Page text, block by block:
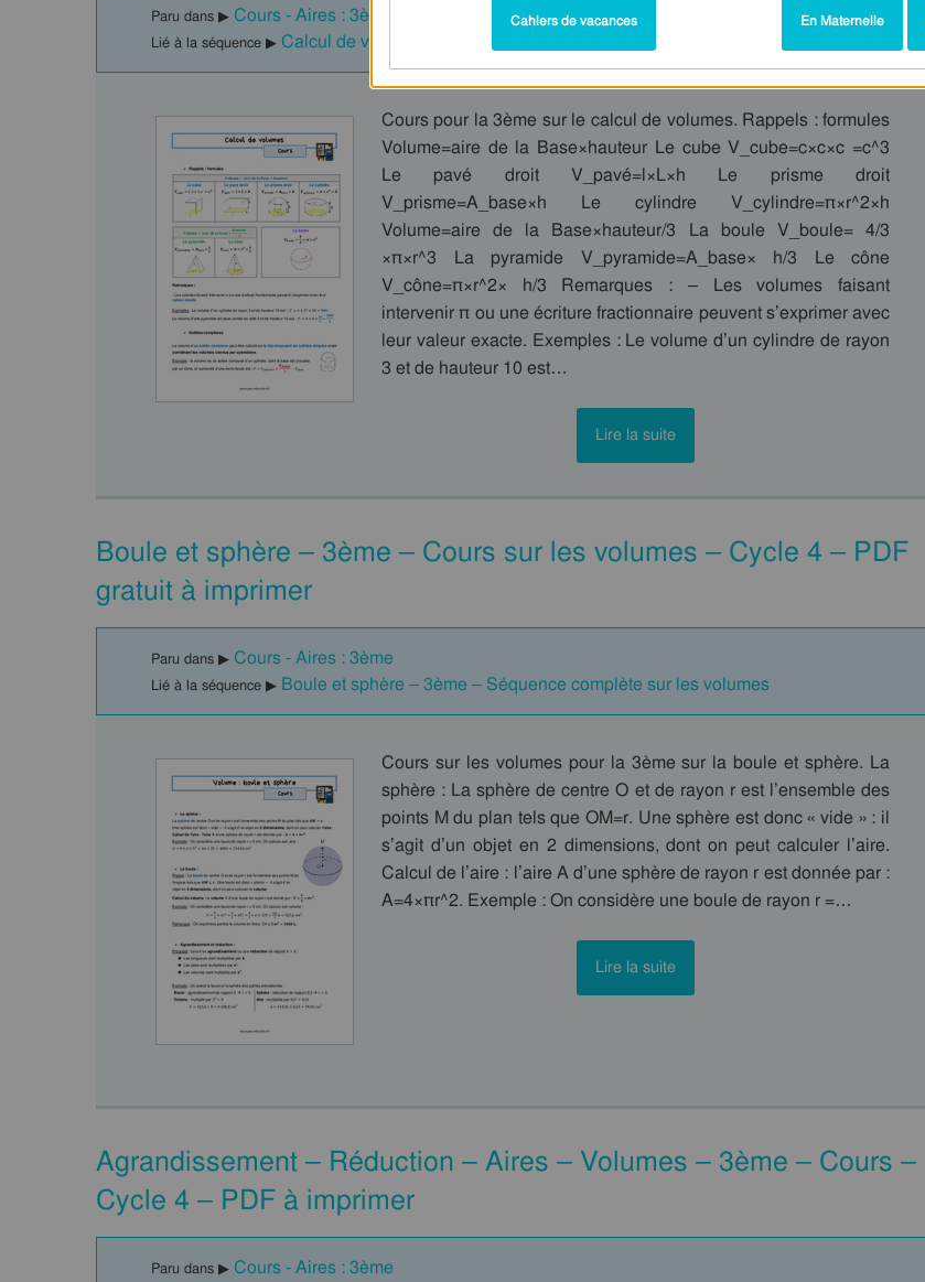
Paru dans ▶ Cours - Aires : 3ème
Lié à la séquence ▶ Calcul de volumes – 3ème – Séquence complète
Cours pour la 3ème sur le calcul de volumes. Rappels : formules
Volume=aire de la Base×hauteur Le cube V_cube=c×c×c =c^3
Le pavé droit V_pavé=l×L×h Le prisme droit
V_prisme=A_base×h Le cylindre V_cylindre=π×r^2×h
Volume=aire de la Base×hauteur/3 La boule V_boule= 4/3
×π×r^3 La pyramide V_pyramide=A_base× h/3 Le cône
V_cône=π×r^2× h/3 Remarques : – Les volumes faisant
intervenir π ou une écriture fractionnaire peuvent s’exprimer avec
leur valeur exacte. Exemples : Le volume d’un cylindre de rayon
3 et de hauteur 10 est…
Lire la suite
Boule et sphère – 3ème – Cours sur les volumes – Cycle 4 – PDF
gratuit à imprimer
Paru dans ▶ Cours - Aires : 3ème
Lié à la séquence ▶ Boule et sphère – 3ème – Séquence complète sur les volumes
Cours sur les volumes pour la 3ème sur la boule et sphère. La
sphère : La sphère de centre O et de rayon r est l’ensemble des
points M du plan tels que OM=r. Une sphère est donc « vide » : il
s’agit d’un objet en 2 dimensions, dont on peut calculer l’aire.
Calcul de l’aire : l’aire A d’une sphère de rayon r est donnée par :
A=4×πr^2. Exemple : On considère une boule de rayon r =…
Lire la suite
Agrandissement – Réduction – Aires – Volumes – 3ème – Cours –
Cycle 4 – PDF à imprimer
Paru dans ▶ Cours - Aires : 3ème
Cahiers de vacances En Maternelle